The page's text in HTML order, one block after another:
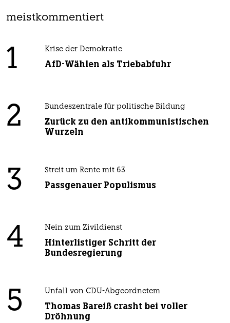
meistkommentiert
1 Krise der Demokratie
AfD-Wählen als Triebabfuhr
2 Bundeszentrale für politische Bildung
Zurück zu den antikommunistischen
Wurzeln
3 Streit um Rente mit 63
Passgenauer Populismus
4 Nein zum Zivildienst
Hinterlistiger Schritt der
Bundesregierung
5 Unfall von CDU-Abgeordnetem
Thomas Bareiß crasht bei voller
Dröhnung